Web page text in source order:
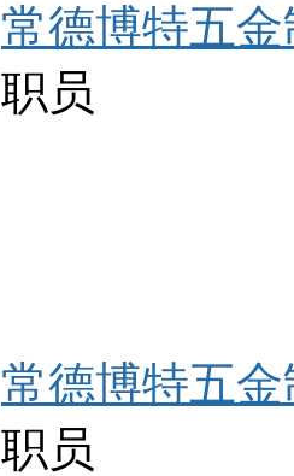
常德博特五
职员
常德博特五
职员